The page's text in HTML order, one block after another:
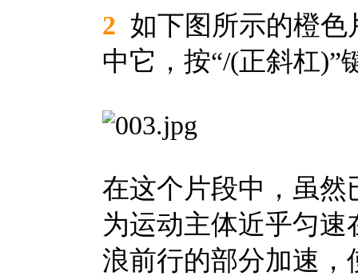
2 如下图所示的橙
中它，按“/(正斜杠)”
在这个片段中，虽
为运动主体近乎匀
浪前行的部分加速